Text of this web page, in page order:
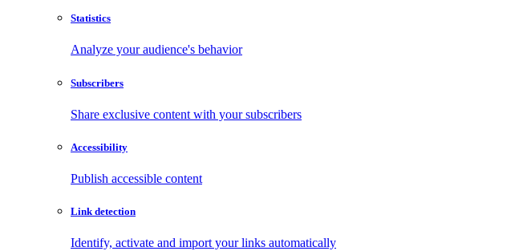
Statistics
Analyze your audience's behavior
Subscribers
Share exclusive content with your subscribers
Accessibility
Publish accessible content
Link detection
Identify, activate and import your links automatically